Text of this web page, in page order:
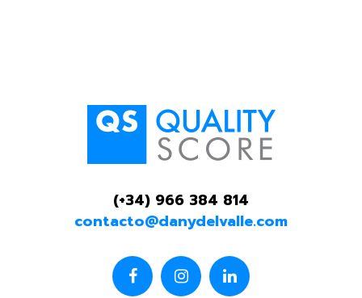
(+34) 966 384 814
contacto@danydelvalle.com